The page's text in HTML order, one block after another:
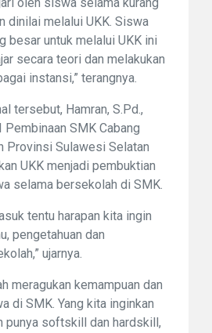
oleh siswa selama kurang
dinilai melalui UKK. Siswa
besar untuk melalui UKK ini
secara teori dan melakukan
instansi,” terangnya.
tersebut, Hamran, S.Pd.,
Pembinaan SMK Cabang
Provinsi Sulawesi Selatan
UKK menjadi pembuktian
selama bersekolah di SMK.
tentu harapan kita ingin
pengetahuan dan
ujarnya.
meragukan kemampuan dan
di SMK. Yang kita inginkan
punya softskill dan hardskill,